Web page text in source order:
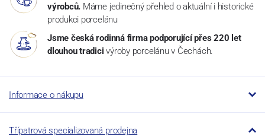
výrobců. Máme jedinečný přehled o aktuální i historické
produkci porcelánu
Jsme česká rodinná firma podporující přes 220 let
dlouhou tradici výroby porcelánu v Čechách.
Informace o nákupu
Třípatrová specializovaná prodejna